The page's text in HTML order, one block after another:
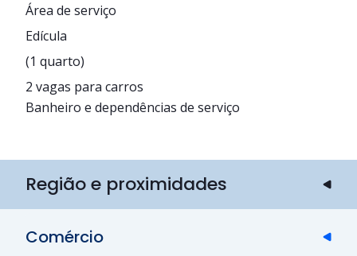
Área de serviço
Edícula
(1 quarto)
2 vagas para carros
Banheiro e dependências de serviço
Região e proximidades
Comércio